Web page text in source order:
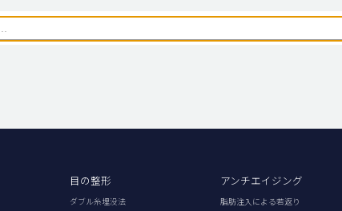
目の整形
ダブル糸埋没法
アンチエイジング
脂肪注入による若返り